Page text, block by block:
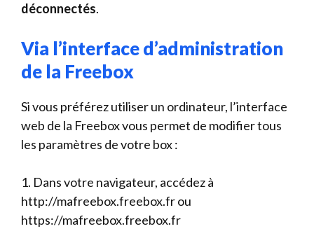
déconnectés.
Via l’interface d’administration
de la Freebox
Si vous préférez utiliser un ordinateur, l’interface
web de la Freebox vous permet de modifier tous
les paramètres de votre box :
1. Dans votre navigateur, accédez à
http://mafreebox.freebox.fr ou
https://mafreebox.freebox.fr